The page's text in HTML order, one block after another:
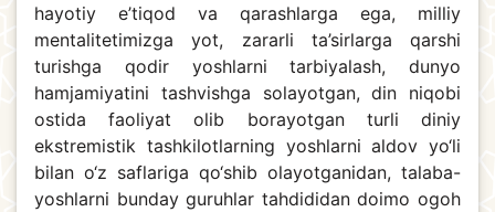
hayotiy e’tiqod va qarashlarga ega, milliy
mentalitetimizga yot, zararli ta’sirlarga qarshi
turishga qodir yoshlarni tarbiyalash, dunyo
hamjamiyatini tashvishga solayotgan, din niqobi
ostida faoliyat olib borayotgan turli diniy
ekstremistik tashkilotlarning yoshlarni aldov yo‘li
bilan o‘z saflariga qo‘shib olayotganidan, talaba-
yoshlarni bunday guruhlar tahdididan doimo ogoh